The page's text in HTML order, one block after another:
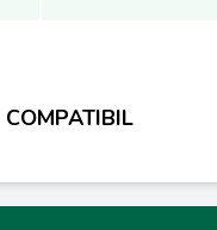
COMPATIBIL